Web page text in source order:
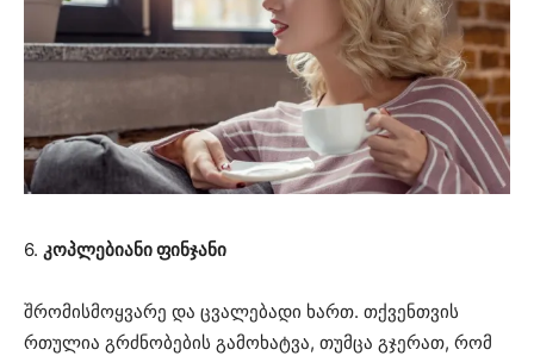
6. კოპლებიანი ფინჯანი
შრომისმოყვარე და ცვალებადი ხართ. თქვენთვის
რთულია გრძნობების გამოხატვა, თუმცა გჯერათ, რომ